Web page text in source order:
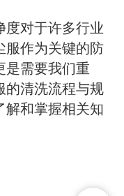
度对于许多行业
服作为关键的防
是需要我们重
的清洗流程与规
解和掌握相关知